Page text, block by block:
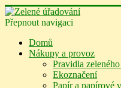
Přepnout navigaci
Domů
Nákupy a provoz
Pravidla
Ekoznačení
Papír a papírové